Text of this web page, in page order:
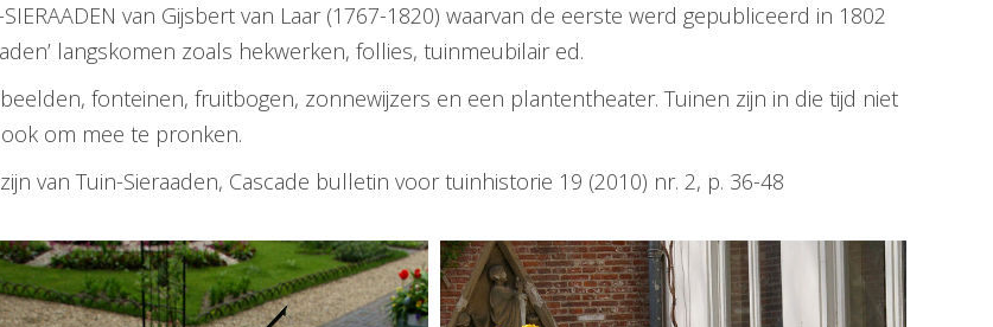
van Gijsbert van Laar (1767-1820) waarvan de eerste werd gepubliceerd in 1802
langskomen zoals hekwerken, follies, tuinmeubilair ed.
fonteinen, fruitbogen, zonnewijzers en een plantentheater. Tuinen zijn in die tijd niet
om mee te pronken.
van Tuin-Sieraaden, Cascade bulletin voor tuinhistorie 19 (2010) nr. 2, p. 36-48